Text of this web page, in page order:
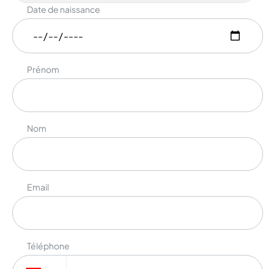
Date de naissance
Prénom
Nom
Email
Téléphone